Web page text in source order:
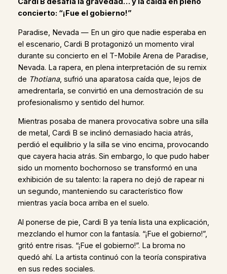
concierto: “¡Fue el gobierno!”
Paradise, Nevada — En un giro que nadie esperaba en
el escenario, Cardi B protagonizó un momento viral
durante su concierto en el T-Mobile Arena de Paradise,
Nevada. La rapera, en plena interpretación de su remix
de Thotiana, sufrió una aparatosa caída que, lejos de
amedrentarla, se convirtió en una demostración de su
profesionalismo y sentido del humor.
Mientras posaba de manera provocativa sobre una silla
de metal, Cardi B se inclinó demasiado hacia atrás,
perdió el equilibrio y la silla se vino encima, provocando
que cayera hacia atrás. Sin embargo, lo que pudo haber
sido un momento bochornoso se transformó en una
exhibición de su talento: la rapera no dejó de rapear ni
un segundo, manteniendo su característico flow
mientras yacía boca arriba en el suelo.
Al ponerse de pie, Cardi B ya tenía lista una explicación,
mezclando el humor con la fantasía. “¡Fue el gobierno!”,
gritó entre risas. “¡Fue el gobierno!”. La broma no
quedó ahí. La artista continuó con la teoría conspirativa
en sus redes sociales.